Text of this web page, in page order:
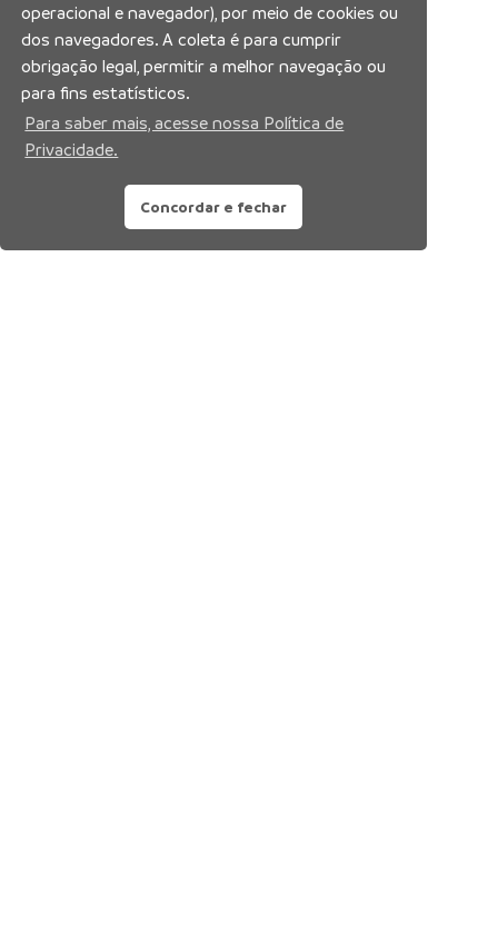
operacional e navegador), por meio de cookies ou
dos navegadores. A coleta é para cumprir
obrigação legal, permitir a melhor navegação ou
para fins estatísticos.
Para saber mais, acesse nossa Política de
Privacidade.
Concordar e fechar